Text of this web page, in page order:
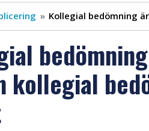
Kollegial bedömning
kollegial